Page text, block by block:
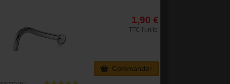
1,90 €
TTC l'unite
Commander